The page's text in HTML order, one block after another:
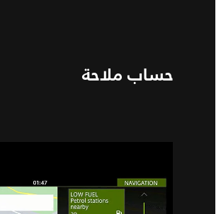
حساب ملاحة